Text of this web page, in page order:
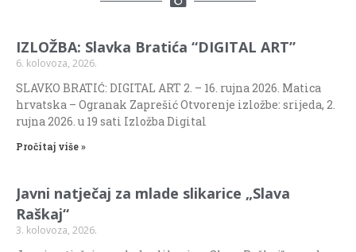
IZLOŽBA: Slavka Bratića “DIGITAL ART”
6. kolovoza, 2026.
SLAVKO BRATIĆ: DIGITAL ART 2. – 16. rujna 2026. Matica
hrvatska – Ogranak Zaprešić Otvorenje izložbe: srijeda, 2.
rujna 2026. u 19 sati Izložba Digital
Pročitaj više »
Javni natječaj za mlade slikarice „Slava
Raškaj“
3. kolovoza, 2026.